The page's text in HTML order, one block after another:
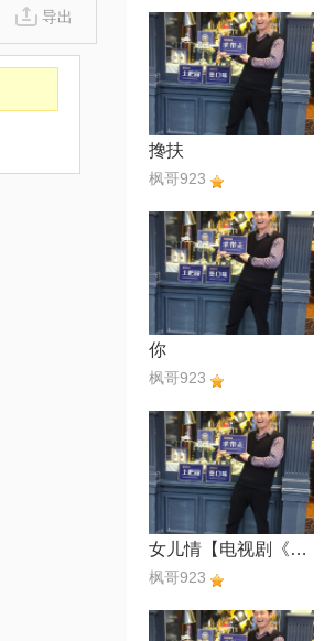
导出
搀扶
枫哥923
你
枫哥923
女儿情【电视剧《西游记》插曲】
枫哥923